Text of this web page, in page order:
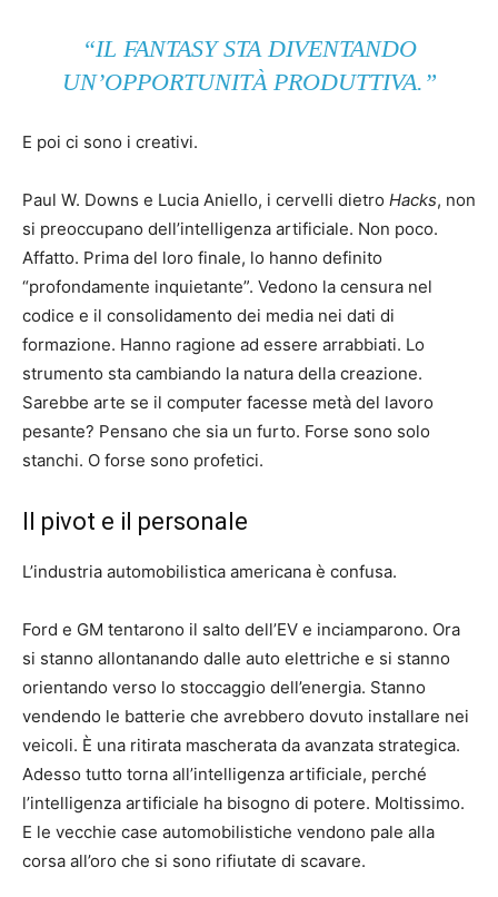
“IL FANTASY STA DIVENTANDO
UN’OPPORTUNITÀ PRODUTTIVA.”
E poi ci sono i creativi.
Paul W. Downs e Lucia Aniello, i cervelli dietro Hacks, non
si preoccupano dell’intelligenza artificiale. Non poco.
Affatto. Prima del loro finale, lo hanno definito
“profondamente inquietante”. Vedono la censura nel
codice e il consolidamento dei media nei dati di
formazione. Hanno ragione ad essere arrabbiati. Lo
strumento sta cambiando la natura della creazione.
Sarebbe arte se il computer facesse metà del lavoro
pesante? Pensano che sia un furto. Forse sono solo
stanchi. O forse sono profetici.
Il pivot e il personale
L’industria automobilistica americana è confusa.
Ford e GM tentarono il salto dell’EV e inciamparono. Ora
si stanno allontanando dalle auto elettriche e si stanno
orientando verso lo stoccaggio dell’energia. Stanno
vendendo le batterie che avrebbero dovuto installare nei
veicoli. È una ritirata mascherata da avanzata strategica.
Adesso tutto torna all’intelligenza artificiale, perché
l’intelligenza artificiale ha bisogno di potere. Moltissimo.
E le vecchie case automobilistiche vendono pale alla
corsa all’oro che si sono rifiutate di scavare.